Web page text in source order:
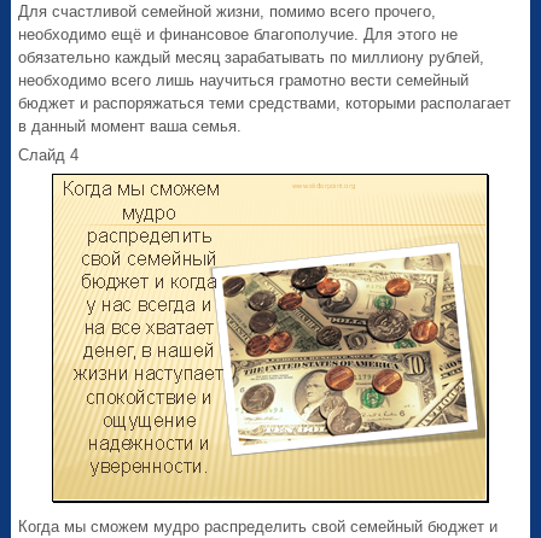
Для счастливой семейной жизни, помимо всего прочего,
необходимо ещё и финансовое благополучие. Для этого не
обязательно каждый месяц зарабатывать по миллиону рублей,
необходимо всего лишь научиться грамотно вести семейный
бюджет и распоряжаться теми средствами, которыми располагает
в данный момент ваша семья.
Слайд 4
Когда мы сможем мудро распределить свой семейный бюджет и